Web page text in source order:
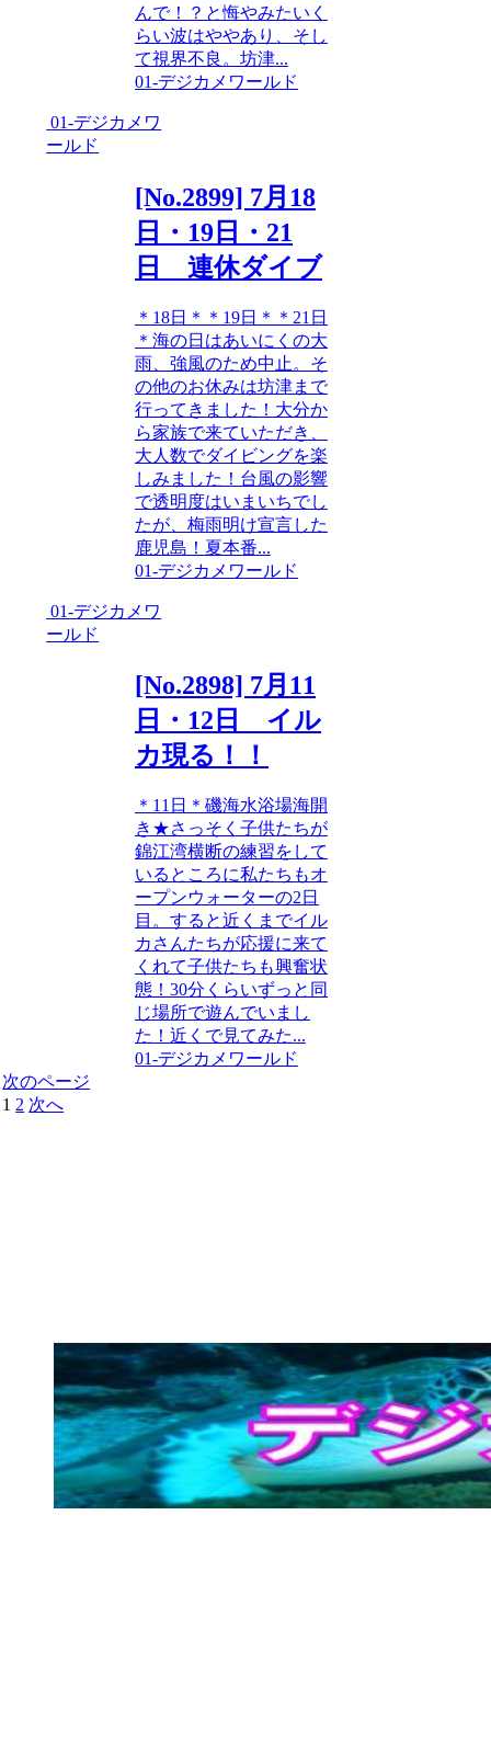
んで！？と悔やみたいく
らい波はややあり、そし
て視界不良。坊津...
01-デジカメワールド
01-デジカメワ
ールド
[No.2899] 7月18
日・19日・21
日 連休ダイブ
＊18日＊＊19日＊＊21日
＊海の日はあいにくの大
雨、強風のため中止。そ
の他のお休みは坊津まで
行ってきました！大分か
ら家族で来ていただき、
大人数でダイビングを楽
しみました！台風の影響
で透明度はいまいちでし
たが、梅雨明け宣言した
鹿児島！夏本番...
01-デジカメワールド
01-デジカメワ
ールド
[No.2898] 7月11
日・12日 イル
カ現る！！
＊11日＊磯海水浴場海開
き★さっそく子供たちが
錦江湾横断の練習をして
いるところに私たちもオ
ープンウォーターの2日
目。すると近くまでイル
カさんたちが応援に来て
くれて子供たちも興奮状
態！30分くらいずっと同
じ場所で遊んでいまし
た！近くで見てみた...
01-デジカメワールド
次のページ
1 2 次へ